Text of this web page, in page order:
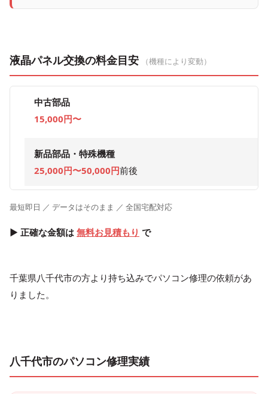
液晶パネル交換の料金目安 （機種により変動）
中古部品
15,000円〜
新品部品・特殊機種
25,000円〜50,000円前後
最短即日 ／ データはそのまま ／ 全国宅配対応
▶ 正確な金額は 無料お見積もり で
千葉県八千代市の方より持ち込みでパソコン修理の依頼があ
りました。
八千代市のパソコン修理実績